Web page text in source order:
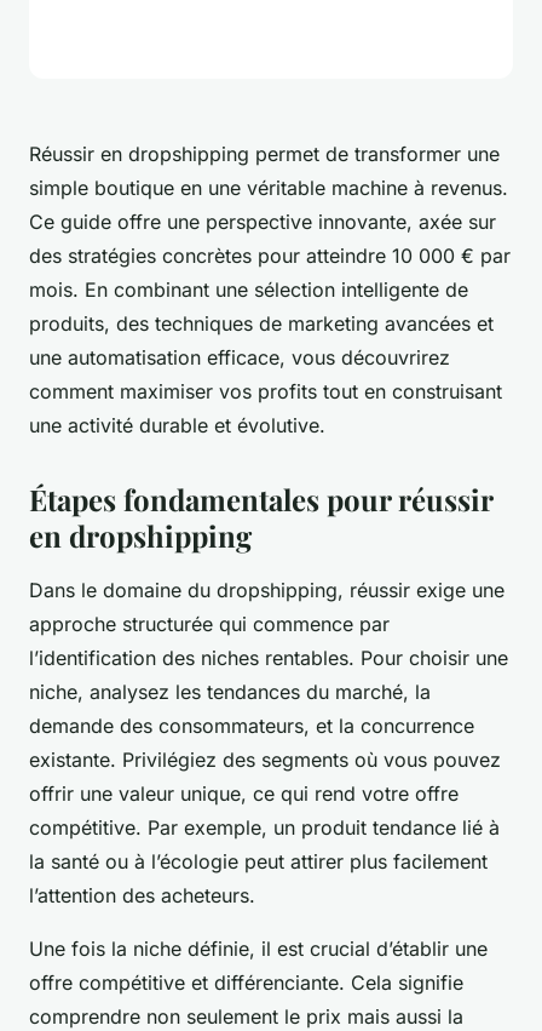
Réussir en dropshipping permet de transformer une
simple boutique en une véritable machine à revenus.
Ce guide offre une perspective innovante, axée sur
des stratégies concrètes pour atteindre 10 000 € par
mois. En combinant une sélection intelligente de
produits, des techniques de marketing avancées et
une automatisation efficace, vous découvrirez
comment maximiser vos profits tout en construisant
une activité durable et évolutive.
Étapes fondamentales pour réussir
en dropshipping
Dans le domaine du dropshipping, réussir exige une
approche structurée qui commence par
l’identification des niches rentables. Pour choisir une
niche, analysez les tendances du marché, la
demande des consommateurs, et la concurrence
existante. Privilégiez des segments où vous pouvez
offrir une valeur unique, ce qui rend votre offre
compétitive. Par exemple, un produit tendance lié à
la santé ou à l’écologie peut attirer plus facilement
l’attention des acheteurs.
Une fois la niche définie, il est crucial d’établir une
offre compétitive et différenciante. Cela signifie
comprendre non seulement le prix mais aussi la